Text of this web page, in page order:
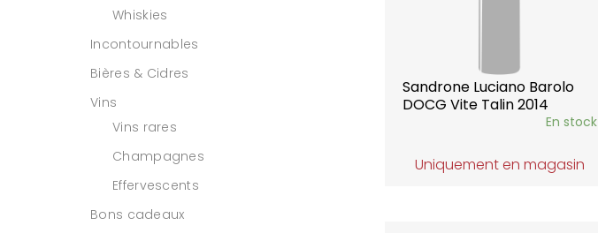
Sandrone Luciano Barolo
DOCG Vite Talin 2014
En stock
Uniquement en magasin
Whiskies
Incontournables
Bières & Cidres
Vins
Vins rares
Champagnes
Effervescents
Bons cadeaux